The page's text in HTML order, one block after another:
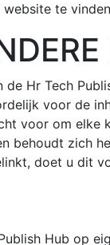
te
Hr Tech
voor de
voor om
behoudt zich
doet u dit
Hub op